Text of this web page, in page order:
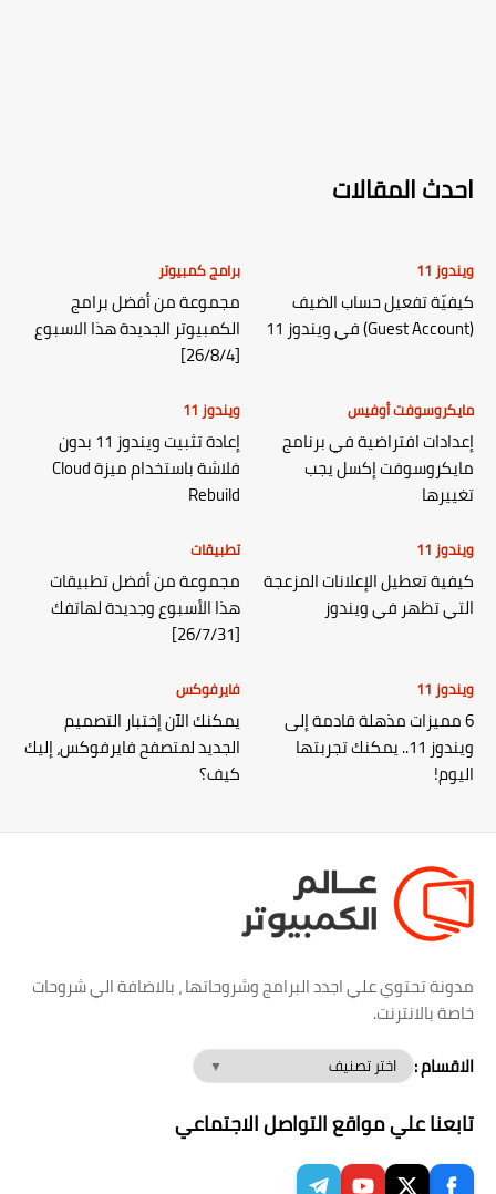
احدث المقالات
ويندوز 11
كيفيّة تفعيل حساب الضيف
(Guest Account) في ويندوز 11
برامج كمبيوتر
مجموعة من أفضل برامج
الكمبيوتر الجديدة هذا الاسبوع
[26/8/4]
مايكروسوفت أوفيس
إعدادات افتراضية في برنامج
مايكروسوفت إكسل يجب
تغييرها
ويندوز 11
إعادة تثبيت ويندوز 11 بدون
فلاشة باستخدام ميزة Cloud
Rebuild
ويندوز 11
كيفية تعطيل الإعلانات المزعجة
التي تظهر في ويندوز
تطبيقات
مجموعة من أفضل تطبيقات
هذا الأسبوع وجديدة لهاتفك
[26/7/31]
ويندوز 11
6 مميزات مذهلة قادمة إلى
ويندوز 11.. يمكنك تجربتها
اليوم!
فايرفوكس
يمكنك الآن إختبار التصميم
الجديد لمتصفح فايرفوكس، إليك
كيف؟
مدونة تحتوي علي اجدد البرامج وشروحاتها ، بالاضافة الي شروحات
خاصة بالانترنت.
الاقسام :
تابعنا علي مواقع التواصل الاجتماعي